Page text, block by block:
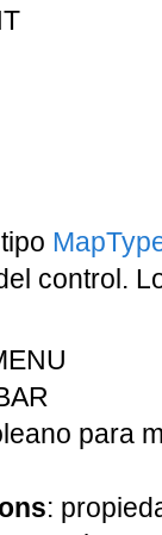
control.
para
: